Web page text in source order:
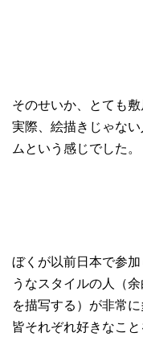
そのせいか、とても
実際、絵描きじゃな
ムという感じでした。
ぼくが以前日本で参
うなスタイルの人（
を描写する）が非常
皆それぞれ好きなこと